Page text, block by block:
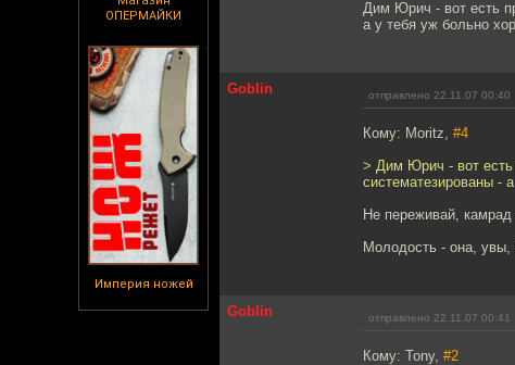
ОПЕРМАЙКИ
Империя ножей
Дим Юрич - вот есть
а у тебя уж больно
Goblin отправлено 22.11.07 00:40
Кому: Moritz, #4
> Дим Юрич - вот
систематезированы -
Не переживай,
Молодость - она, увы,
Goblin отправлено 22.11.07 00:41
Кому: Tony, #2